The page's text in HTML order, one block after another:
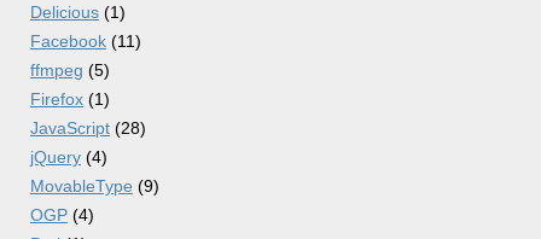
Delicious (1)
Facebook (11)
ffmpeg (5)
Firefox (1)
JavaScript (28)
jQuery (4)
MovableType (9)
OGP (4)